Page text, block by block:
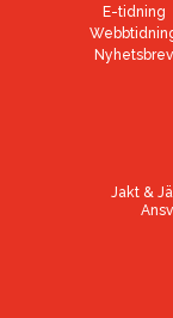
E-tidning
Nyhetsbrev
Jakt &